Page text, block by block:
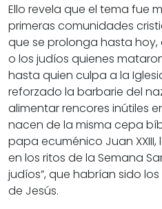
Ello revela que el tema fue
primeras comunidades
que se prolonga hasta hoy,
o los judíos quienes
hasta quien culpa a la
reforzado la barbarie del
alimentar rencores inútiles
nacen de la misma cepa
papa ecuménico Juan
en los ritos de la Semana
judíos”, que habrían sido
de Jesús.